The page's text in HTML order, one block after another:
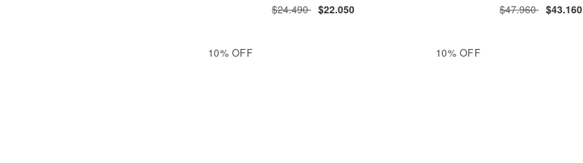
$24.490 $22.050 $47.960 $43.160
10% OFF 10% OFF